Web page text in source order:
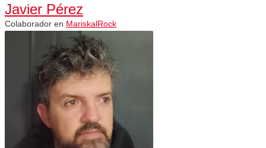
Javier Pérez
Colaborador en MariskalRock